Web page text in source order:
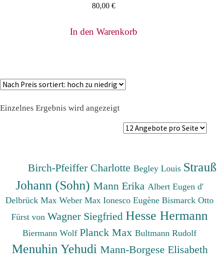
80,00 €
In den Warenkorb
Einzelnes Ergebnis wird angezeigt
Birch-Pfeiffer CharlotteBegley Louis Strauß
Johann (Sohn) Mann Erika Albert Eugen d'
Delbrück Max Weber Max Ionesco Eugène Bismarck Otto
Fürst von Wagner Siegfried Hesse Hermann
Biermann Wolf Planck Max Bultmann Rudolf
Menuhin Yehudi Mann-Borgese Elisabeth